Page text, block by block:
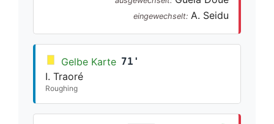
eingewechselt: A. Seidu
Gelbe Karte 71'
I. Traoré
Roughing